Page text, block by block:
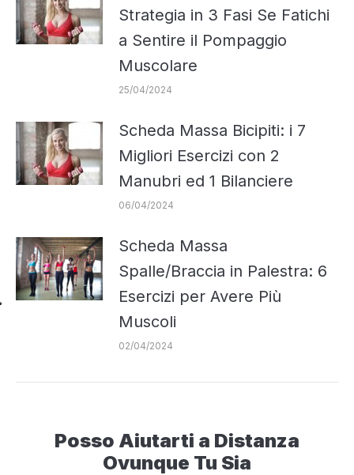
Strategia in 3 Fasi Se Fatichi
a Sentire il Pompaggio
Muscolare
25/04/2024
Scheda Massa Bicipiti: i 7
Migliori Esercizi con 2
Manubri ed 1 Bilanciere
06/04/2024
Scheda Massa
Spalle/Braccia in Palestra: 6
Esercizi per Avere Più
Muscoli
02/04/2024
Posso Aiutarti a Distanza
Ovunque Tu Sia